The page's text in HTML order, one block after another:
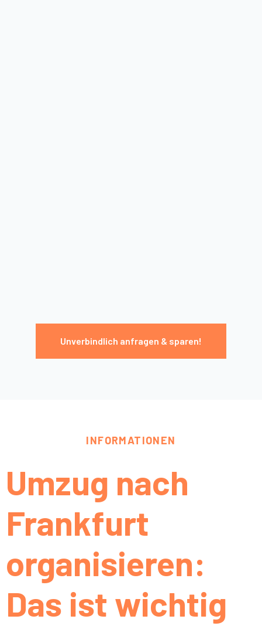
Unverbindlich anfragen & sparen!
INFORMATIONEN
Umzug nach
Frankfurt
organisieren:
Das ist wichtig